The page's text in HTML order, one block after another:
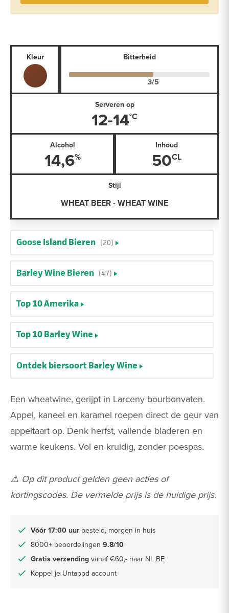
Een wheatwine, gerijpt in Larceny bourbonvaten.
Appel, kaneel en karamel roepen direct de geur van
appeltaart op. Denk herfst, vallende bladeren en
warme keukens. Vol en kruidig, zonder poespas.
⚠️ Op dit product gelden geen acties of
kortingscodes. De vermelde prijs is de huidige prijs.
Vóór 17:00 uur besteld, morgen in huis
8000+ beoordelingen 9.8/10
Gratis verzending vanaf €60,- naar NL BE
Koppel je Untappd account
Kleur Bitterheid
Serveren op
12-14
Alcohol
14,6
Inhoud
50
Stijl
WHEAT BEER - WHEAT WINE
Goose Island Bieren (20)
Barley Wine Bieren (47)
Top 10 Amerika
Top 10 Barley Wine
Ontdek biersoort Barley Wine